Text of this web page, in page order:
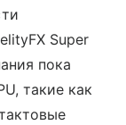
Super
пока
такие как